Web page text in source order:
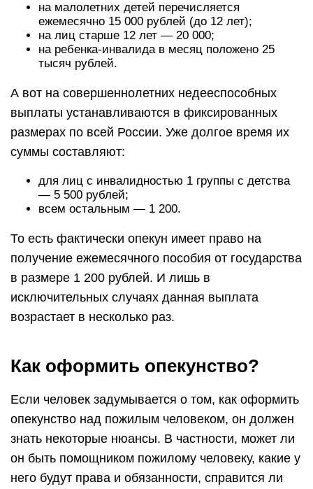
на малолетних детей перечисляется
ежемесячно 15 000 рублей (до 12 лет);
на лиц старше 12 лет — 20 000;
на ребенка-инвалида в месяц положено 25
тысяч рублей.
А вот на совершеннолетних недееспособных
выплаты устанавливаются в фиксированных
размерах по всей России. Уже долгое время их
суммы составляют:
для лиц с инвалидностью 1 группы с детства
— 5 500 рублей;
всем остальным — 1 200.
То есть фактически опекун имеет право на
получение ежемесячного пособия от государства
в размере 1 200 рублей. И лишь в
исключительных случаях данная выплата
возрастает в несколько раз.
Как оформить опекунство?
Если человек задумывается о том, как оформить
опекунство над пожилым человеком, он должен
знать некоторые нюансы. В частности, может ли
он быть помощником пожилому человеку, какие у
него будут права и обязанности, справится ли